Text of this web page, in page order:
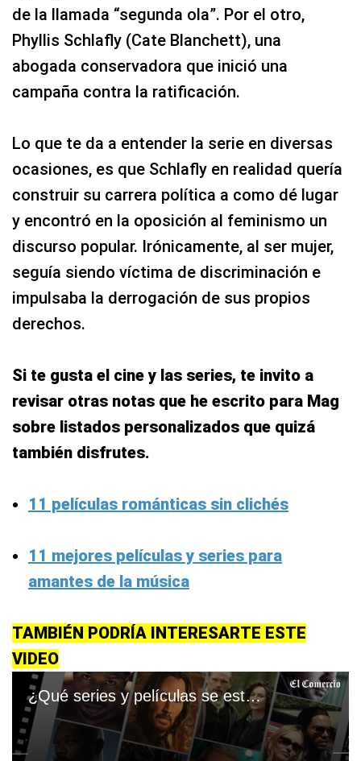
de la llamada “segunda ola”. Por el otro,
Phyllis Schlafly (Cate Blanchett), una
abogada conservadora que inició una
campaña contra la ratificación.
Lo que te da a entender la serie en diversas
ocasiones, es que Schlafly en realidad quería
construir su carrera política a como dé lugar
y encontró en la oposición al feminismo un
discurso popular. Irónicamente, al ser mujer,
seguía siendo víctima de discriminación e
impulsaba la derrogación de sus propios
derechos.
Si te gusta el cine y las series, te invito a
revisar otras notas que he escrito para Mag
sobre listados personalizados que quizá
también disfrutes.
11 películas románticas sin clichés
11 mejores películas y series para
amantes de la música
TAMBIÉN PODRÍA INTERESARTE ESTE
VIDEO
¿Qué series y películas se estrenan en Netflix, Amazon Prime, HBO Max y más en junio 2023?